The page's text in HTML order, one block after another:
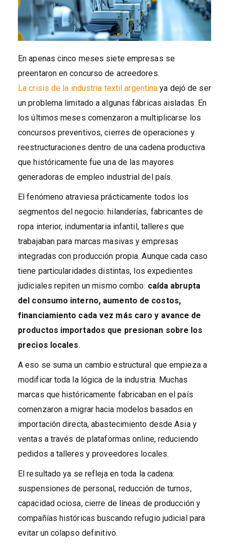
En apenas cinco meses siete empresas se
preentaron en concurso de acreedores.
La crisis de la industria textil argentinaya dejó de ser
un problema limitado a algunas fábricas aisladas. En
los últimos meses comenzaron a multiplicarse los
concursos preventivos, cierres de operaciones y
reestructuraciones dentro de una cadena productiva
que históricamente fue una de las mayores
generadoras de empleo industrial del país.
El fenómeno atraviesa prácticamente todos los
segmentos del negocio: hilanderías, fabricantes de
ropa interior, indumentaria infantil, talleres que
trabajaban para marcas masivas y empresas
integradas con producción propia. Aunque cada caso
tiene particularidades distintas, los expedientes
judiciales repiten un mismo combo: caída abrupta
del consumo interno, aumento de costos,
financiamiento cada vez más caro y avance de
productos importados que presionan sobre los
precios locales.
A eso se suma un cambio estructural que empieza a
modificar toda la lógica de la industria. Muchas
marcas que históricamente fabricaban en el país
comenzaron a migrar hacia modelos basados en
importación directa, abastecimiento desde Asia y
ventas a través de plataformas online, reduciendo
pedidos a talleres y proveedores locales.
El resultado ya se refleja en toda la cadena:
suspensiones de personal, reducción de turnos,
capacidad ociosa, cierre de líneas de producción y
compañías históricas buscando refugio judicial para
evitar un colapso definitivo.